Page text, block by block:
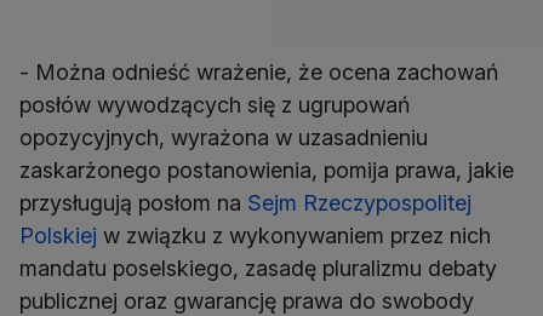
- Można odnieść wrażenie, że ocena zachowań
posłów wywodzących się z ugrupowań
opozycyjnych, wyrażona w uzasadnieniu
zaskarżonego postanowienia, pomija prawa, jakie
przysługują posłom na Sejm Rzeczypospolitej
Polskiej w związku z wykonywaniem przez nich
mandatu poselskiego, zasadę pluralizmu debaty
publicznej oraz gwarancję prawa do swobody